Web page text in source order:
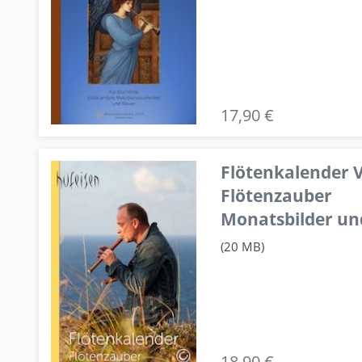
17,90 €
Flötenkalender
Flötenzauber
Monatsbilder
(20 MB)